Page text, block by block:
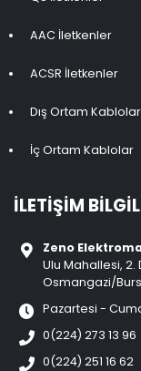
AAC İletkenler
ACSR İletkenler
Dış Ortam Kablolar
İç Ortam Kablolar
İLETIŞIM
Zeno
Ulu Mahallesi, 2.
Osmangazi/
Pazartesi -
0(224) 273 13 96
0(224) 251 16 62